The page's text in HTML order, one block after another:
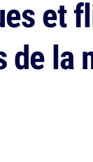
et
de la